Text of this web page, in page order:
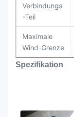
Verbindungs
-Teil
Maximale
Wind-Grenze
Spezifikation